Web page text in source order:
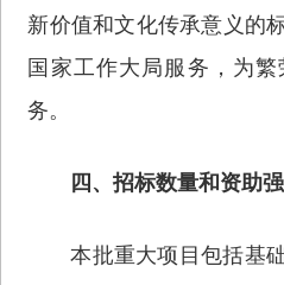
新价值和文化传承意义的
国家工作大局服务，为
务。
四、招标数量和资助
本批重大项目包括基